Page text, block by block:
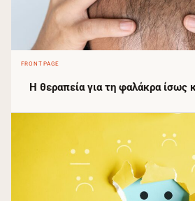
FRONTPAGE
Η θεραπεία για τη φαλάκρα ίσως